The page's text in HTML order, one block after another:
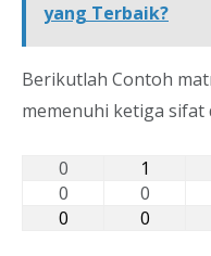
yang Terbaik?
Berikutlah Contoh
memenuhi ketiga sifat
0 1
0
0
0
0